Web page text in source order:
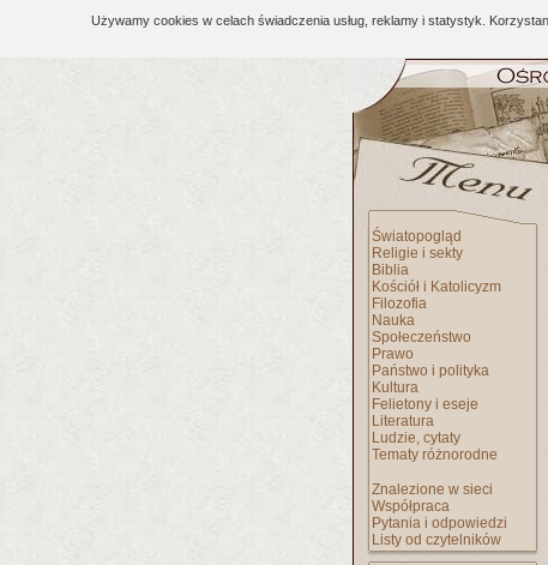
Używamy cookies w celach świadczenia usług, reklamy i statystyk.
Światopogląd
Religie i sekty
Biblia
Kościół i Katolicyzm
Filozofia
Nauka
Społeczeństwo
Prawo
Państwo i polityka
Kultura
Felietony i eseje
Literatura
Ludzie, cytaty
Tematy różnorodne
Znalezione w sieci
Współpraca
Pytania i odpowiedzi
Listy od czytelników